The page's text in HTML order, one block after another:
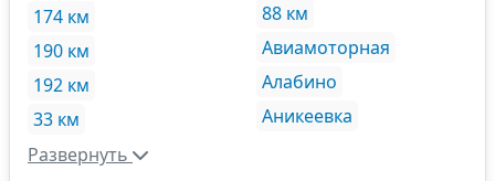
174 км
190 км
192 км
33 км
88 км
Авиамоторная
Алабино
Аникеевка
Развернуть